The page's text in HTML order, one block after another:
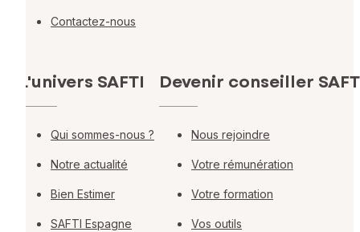
Contactez-nous
L'univers SAFTI
Qui sommes-nous ?
Notre actualité
Bien Estimer
SAFTI Espagne
Devenir conseiller
Nous rejoindre
Votre rémunération
Votre formation
Vos outils